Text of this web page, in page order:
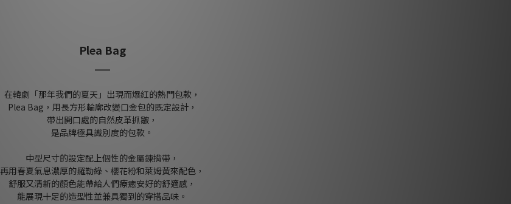
Plea Bag
在韓劇「那年我們的夏天」出現而爆紅的熱門包款，
Plea Bag，用長方形輪廓改變口金包的既定設計，
帶出開口處的自然皮革抓皺，
是品牌極具識別度的包款。
中型尺寸的設定配上個性的金屬鍊揹帶，
再用春夏氣息濃厚的羅勒綠、櫻花粉和萊姆黃來配色，
舒服又清新的顏色能帶給人們療癒安好的舒適感，
能展現十足的造型性並兼具獨到的穿搭品味。